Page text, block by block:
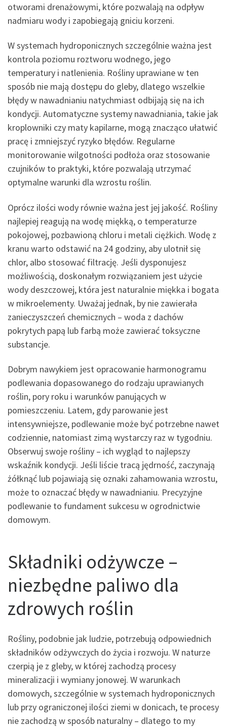
otworami drenażowymi, które pozwalają na odpływ
nadmiaru wody i zapobiegają gniciu korzeni.
W systemach hydroponicznych szczególnie ważna jest
kontrola poziomu roztworu wodnego, jego
temperatury i natlenienia. Rośliny uprawiane w ten
sposób nie mają dostępu do gleby, dlatego wszelkie
błędy w nawadnianiu natychmiast odbijają się na ich
kondycji. Automatyczne systemy nawadniania, takie jak
kroplowniki czy maty kapilarne, mogą znacząco ułatwić
pracę i zmniejszyć ryzyko błędów. Regularne
monitorowanie wilgotności podłoża oraz stosowanie
czujników to praktyki, które pozwalają utrzymać
optymalne warunki dla wzrostu roślin.
Oprócz ilości wody równie ważna jest jej jakość. Rośliny
najlepiej reagują na wodę miękką, o temperaturze
pokojowej, pozbawioną chloru i metali ciężkich. Wodę z
kranu warto odstawić na 24 godziny, aby ulotnił się
chlor, albo stosować filtrację. Jeśli dysponujesz
możliwością, doskonałym rozwiązaniem jest użycie
wody deszczowej, która jest naturalnie miękka i bogata
w mikroelementy. Uważaj jednak, by nie zawierała
zanieczyszczeń chemicznych – woda z dachów
pokrytych papą lub farbą może zawierać toksyczne
substancje.
Dobrym nawykiem jest opracowanie harmonogramu
podlewania dopasowanego do rodzaju uprawianych
roślin, pory roku i warunków panujących w
pomieszczeniu. Latem, gdy parowanie jest
intensywniejsze, podlewanie może być potrzebne nawet
codziennie, natomiast zimą wystarczy raz w tygodniu.
Obserwuj swoje rośliny – ich wygląd to najlepszy
wskaźnik kondycji. Jeśli liście tracą jędrność, zaczynają
żółknąć lub pojawiają się oznaki zahamowania wzrostu,
może to oznaczać błędy w nawadnianiu. Precyzyjne
podlewanie to fundament sukcesu w ogrodnictwie
domowym.
Składniki odżywcze –
niezbędne paliwo dla
zdrowych roślin
Rośliny, podobnie jak ludzie, potrzebują odpowiednich
składników odżywczych do życia i rozwoju. W naturze
czerpią je z gleby, w której zachodzą procesy
mineralizacji i wymiany jonowej. W warunkach
domowych, szczególnie w systemach hydroponicznych
lub przy ograniczonej ilości ziemi w donicach, te procesy
nie zachodzą w sposób naturalny – dlatego to my